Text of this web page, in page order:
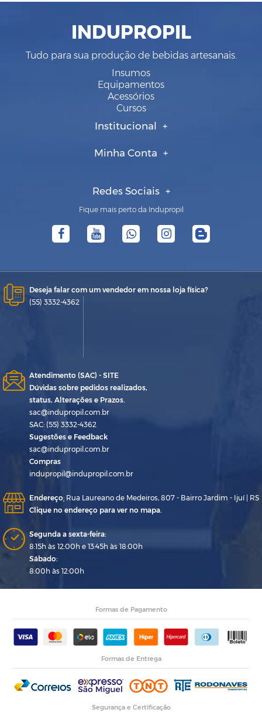
INDUPROPIL
Tudo para sua produção de bebidas artesanais.
Insumos
Equipamentos
Acessórios
Cursos
Institucional
Minha Conta
Redes Sociais
Fique mais perto da Indupropil
Deseja falar com um vendedor em nossa loja física?
(55) 3332-4362
Atendimento (SAC) - SITE
Dúvidas sobre pedidos realizados,
status, Alterações e Prazos.
sac@indupropil.com.br
SAC: (55) 3332-4362
Sugestões e Feedback
sac@indupropil.com.br
Compras
indupropil@indupropil.com.br
Endereço: Rua Laureano de Medeiros, 807 - Bairro Jardim - Ijuí | RS
Clique no endereço para ver no mapa.
Segunda a sexta-feira:
8:15h às 12:00h e 13:45h às 18:00h
Sábado:
8:00h às 12:00h
Formas de Pagamento
Formas de Entrega
Segurança e Certificação